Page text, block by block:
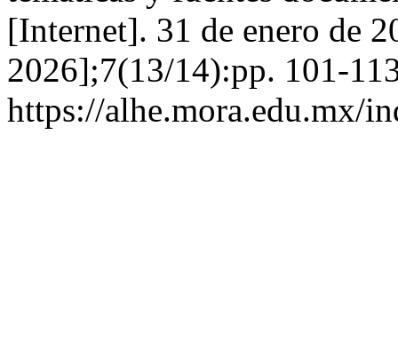
[Internet]. 31 de enero de
2026];7(13/14):pp. 101-
https://alhe.mora.edu.mx/